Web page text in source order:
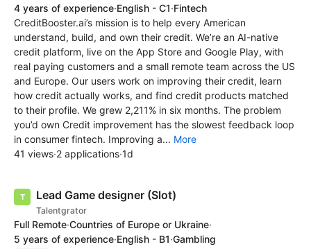
4 years of experience·English - C1·Fintech
CreditBooster.ai’s mission is to help every American
understand, build, and own their credit. We’re an AI-native
credit platform, live on the App Store and Google Play, with
real paying customers and a small remote team across the US
and Europe. Our users work on improving their credit, learn
how credit actually works, and find credit products matched
to their profile. We grew 2,211% in six months. The problem
you’d own Credit improvement has the slowest feedback loop
in consumer fintech. Improving a... More
41 views·2 applications·1d
Lead Game designer (Slot)
Talentgrator
Full Remote·Countries of Europe or Ukraine·
5 years of experience·English - B1·Gambling